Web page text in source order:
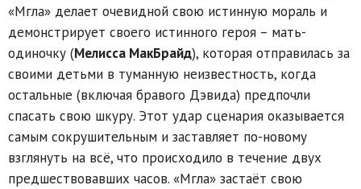
«Мгла» делает очевидной свою истинную мораль и
демонстрирует своего истинного героя – мать-
одиночку (Мелисса МакБрайд), которая отправилась за
своими детьми в туманную неизвестность, когда
остальные (включая бравого Дэвида) предпочли
спасать свою шкуру. Этот удар сценария оказывается
самым сокрушительным и заставляет по-новому
взглянуть на всё, что происходило в течение двух
предшествовавших часов. «Мгла» застаёт свою